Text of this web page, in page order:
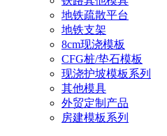
地铁疏散平台
地铁支架
8cm现浇模板
CFG桩/垫石模板
现浇护坡模板系列
其他模具
外贸定制产品
房建模板系列